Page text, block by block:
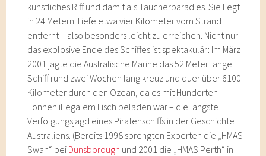
künstliches Riff und damit als Taucherparadies. Sie liegt
in 24 Metern Tiefe etwa vier Kilometer vom Strand
entfernt – also besonders leicht zu erreichen. Nicht nur
das explosive Ende des Schiffes ist spektakulär: Im März
2001 jagte die Australische Marine das 52 Meter lange
Schiff rund zwei Wochen lang kreuz und quer über 6100
Kilometer durch den Ozean, da es mit Hunderten
Tonnen illegalem Fisch beladen war – die längste
Verfolgungsjagd eines Piratenschiffs in der Geschichte
Australiens. (Bereits 1998 sprengten Experten die „HMAS
Swan“ bei Dunsborough und 2001 die „HMAS Perth“ in